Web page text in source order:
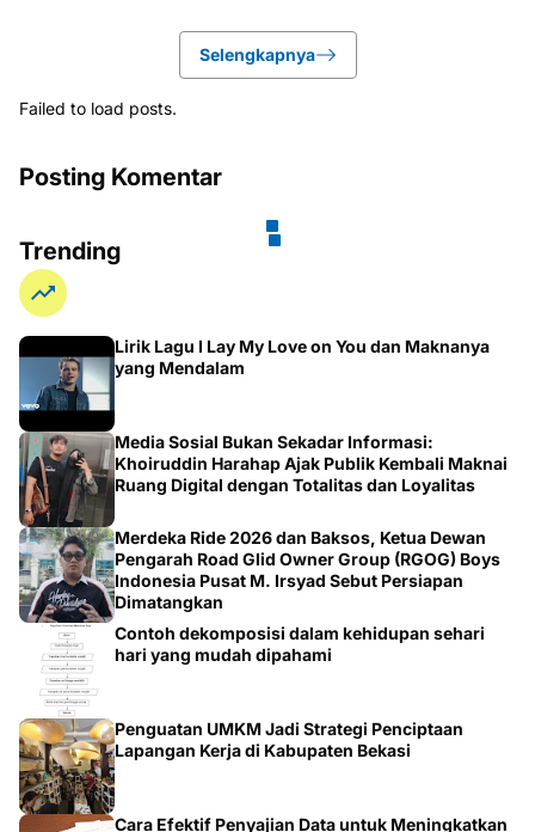
yang Mendalam
Khoiruddin Harahap Ajak Publik Kembali Maknai
Ruang Digital dengan Totalitas dan Loyalitas
Pengarah Road Glid Owner Group (RGOG) Boys
Indonesia Pusat M. Irsyad Sebut Persiapan
Dimatangkan
Contoh dekomposisi dalam kehidupan sehari
hari yang mudah dipahami
Lapangan Kerja di Kabupaten Bekasi
Pemahaman dan Keputusan yang Tepat